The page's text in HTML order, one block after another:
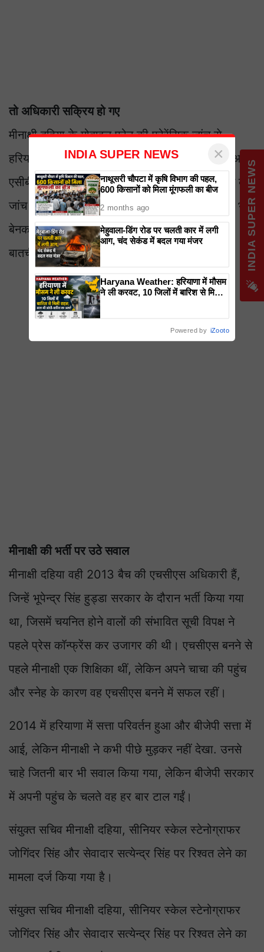
तो अधिकारी सक्रिय हो गए
मीनाक्षी दहिया के मोबाइल फोन की फोरेंसिक जांच से
हरियाणा के कई अफसरों के राज खुलने का खतरा है। अगर
एसीबी मीनाक्षी की गिरफ्तारी के बाद उसके मोबाइल फोन की
जांच करती है, तो इससे कई शांत दिखने वाले नौकरशाह भी
बेनकाब हो जाएंगे, जिनके साथ वह व्हाट्सएप पर लंबी
बातचीत और चर्चा करती रही है।
मीनाक्षी की भर्ती पर उठे सवाल
मीनाक्षी दहिया वही 2013 बैच की एचसीएस अधिकारी हैं,
जिन्हें भूपेन्द्र सिंह हुड्डा सरकार के दौरान भर्ती किया गया
था, जिसमें चयनित होने वालों की संभावित सूची विपक्ष ने
पहले प्रेस कॉन्फ्रेंस कर उजागर की थी। एचसीएस बनने से
पहले मीनाक्षी एक शिक्षिका थीं, लेकिन अपने चाचा की पहुंच
और स्नेह के कारण वह एचसीएस बनने में सफल रहीं।
2014 में हरियाणा में सत्ता परिवर्तन हुआ और बीजेपी सत्ता में
आई, लेकिन मीनाक्षी ने कभी पीछे मुड़कर नहीं देखा. उनसे
चाहे जितनी बार भी सवाल किया गया, लेकिन बीजेपी सरकार
में अपनी पहुंच के चलते वह हर बार टाल गईं।
संयुक्त सचिव मीनाक्षी दहिया, सीनियर स्केल स्टेनोग्राफर
जोगिंदर सिंह और सेवादार सत्येन्द्र सिंह पर रिश्वत लेने का
मामला दर्ज किया गया है।
संयुक्त सचिव मीनाक्षी दहिया, सीनियर स्केल स्टेनोग्राफर
जोगिंदर सिंह और सेवादार सत्येन्द्र सिंह पर रिश्वत लेने का
INDIA SUPER NEWS ×
नाथूसरी चौपटा में कृषि विभाग की पहल,
600 किसानों को मिला मूंगफली का बीज
2 months ago
मेहुवाला-डिंग रोड पर चलती कार में लगी
आग, चंद सेकंड में बदल गया मंजर
Haryana Weather: हरियाणा में मौसम
ने ली करवट, 10 जिलों में बारिश से मिली
Powered by iZooto